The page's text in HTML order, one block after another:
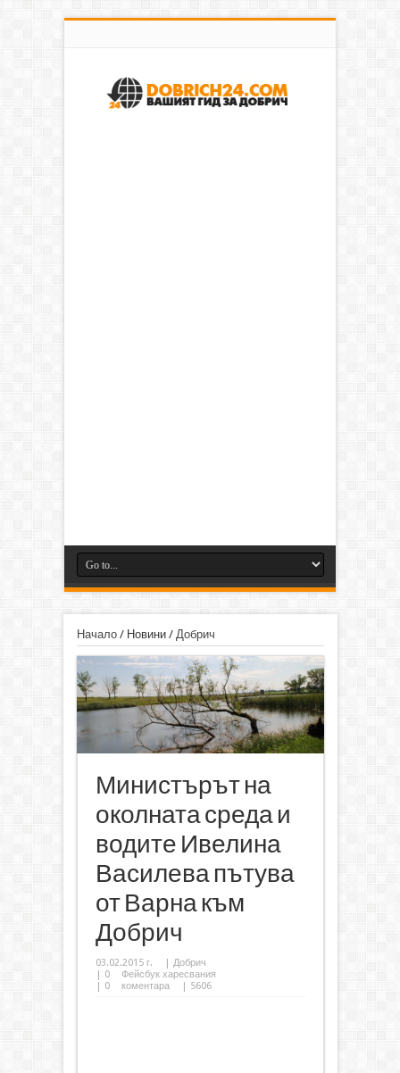
Начало/ Новини/ Добрич
Министърът на
околната среда и
водите Ивелина
Василева пътува
от Варна към
Добрич
03.02.2015 г. | Добрич
| 0
Фейсбук харесвания
| 0 коментара | 5606